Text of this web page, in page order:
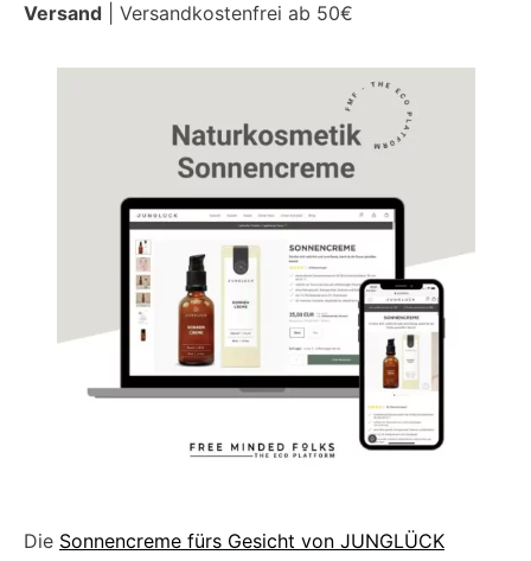
Versand | Versandkostenfrei ab 50€
Die Sonnencreme fürs Gesicht von JUNGLÜCK